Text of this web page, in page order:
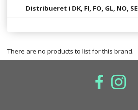
Distribueret i DK, FI, FO, GL, NO, SE
There are no products to list for this brand.